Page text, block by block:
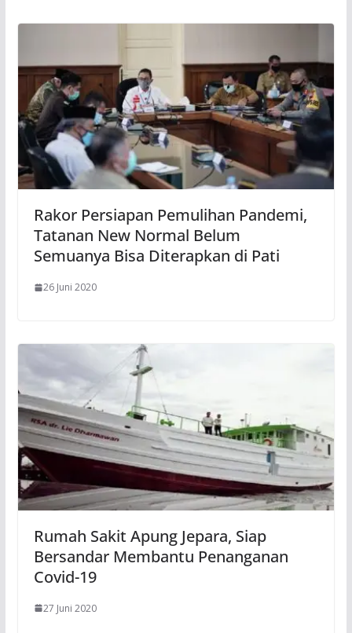
Rakor Persiapan Pemulihan Pandemi,
Tatanan New Normal Belum
Semuanya Bisa Diterapkan di Pati
26 Juni 2020
Rumah Sakit Apung Jepara, Siap
Bersandar Membantu Penanganan
Covid-19
27 Juni 2020